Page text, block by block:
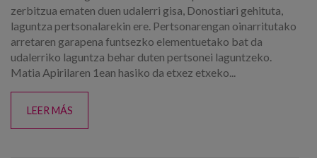
zerbitzua ematen duen udalerri gisa, Donostiari gehituta,
laguntza pertsonalarekin ere. Pertsonarengan oinarritutako
arretaren garapena funtsezko elementuetako bat da
udalerriko laguntza behar duten pertsonei laguntzeko.
Matia Apirilaren 1ean hasiko da etxez etxeko...
LEER MÁS